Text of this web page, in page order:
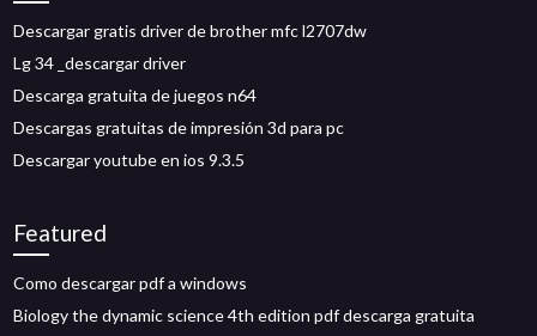
Descargar gratis driver de brother mfc l2707dw
Lg 34 _descargar driver
Descarga gratuita de juegos n64
Descargas gratuitas de impresión 3d para pc
Descargar youtube en ios 9.3.5
Featured
Como descargar pdf a windows
Biology the dynamic science 4th edition pdf descarga gratuita